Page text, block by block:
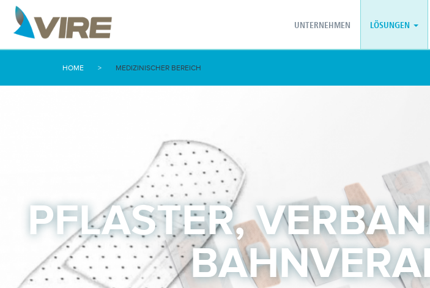
UNTERNEHMEN LÖSUNGEN
ZH - 汉语
HOME > MEDIZINISCHER BEREICH
PFLASTER,